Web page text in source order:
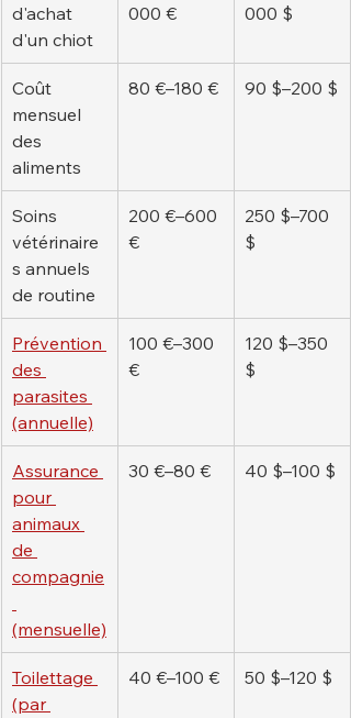
d'achat
d'un chiot
000 €
000 $
Coût
mensuel
des
aliments
80 €–180 € 90 $–200 $
Soins
vétérinaire
s annuels
de routine
200 €–600
€
250 $–700
$
Prévention
des
parasites
(annuelle)
100 €–300
€
120 $–350
$
Assurance
pour
animaux
de
compagnie
(mensuelle)
30 €–80 € 40 $–100 $
Toilettage
(par
40 €–100 € 50 $–120 $